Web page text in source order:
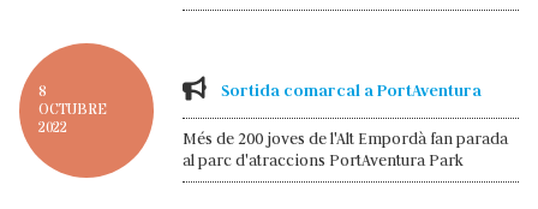
8
OCTUBRE
2022
Sortida comarcal a PortAventura
Més de 200 joves de l'Alt Empordà fan parada
al parc d'atraccions PortAventura Park